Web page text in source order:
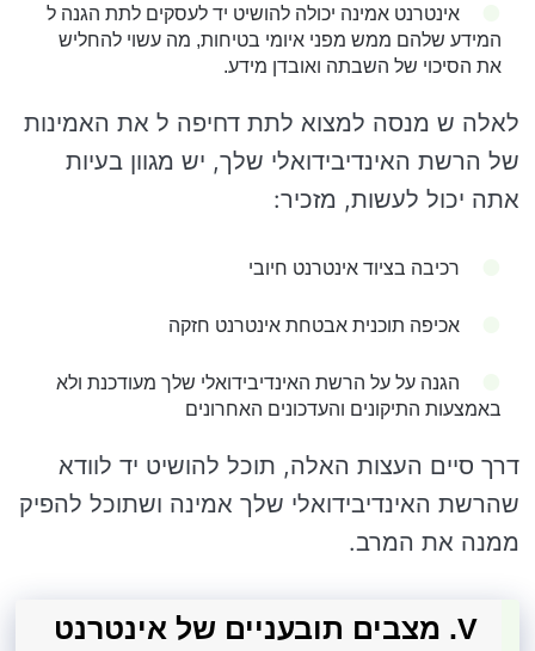
אינטרנט אמינה יכולה להושיט יד לעסקים לתת הגנה ל
המידע שלהם ממש מפני איומי בטיחות, מה עשוי להחליש
את הסיכוי של השבתה ואובדן מידע.
לאלה ש מנסה למצוא לתת דחיפה ל את האמינות
של הרשת האינדיבידואלי שלך, יש מגוון בעיות
אתה יכול לעשות, מזכיר:
רכיבה בציוד אינטרנט חיובי
אכיפה תוכנית אבטחת אינטרנט חזקה
הגנה על על הרשת האינדיבידואלי שלך מעודכנת ולא
באמצעות התיקונים והעדכונים האחרונים
דרך סיים העצות האלה, תוכל להושיט יד לוודא
שהרשת האינדיבידואלי שלך אמינה ושתוכל להפיק
ממנה את המרב.
V. מצבים תובעניים של אינטרנט